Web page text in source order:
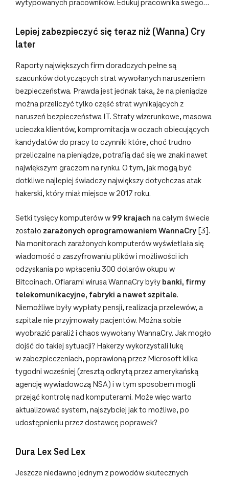
wytypowanych pracowników. Edukuj pracownika swego…
Lepiej zabezpieczyć się teraz niż (Wanna) Cry
later
Raporty największych firm doradczych pełne są
szacunków dotyczących strat wywołanych naruszeniem
bezpieczeństwa. Prawda jest jednak taka, że na pieniądze
można przeliczyć tylko część strat wynikających z
naruszeń bezpieczeństwa IT. Straty wizerunkowe, masowa
ucieczka klientów, kompromitacja w oczach obiecujących
kandydatów do pracy to czynniki które, choć trudno
przeliczalne na pieniądze, potrafią dać się we znaki nawet
największym graczom na rynku. O tym, jak mogą być
dotkliwe najlepiej świadczy największy dotychczas atak
hakerski, który miał miejsce w 2017 roku.
Setki tysięcy komputerów w 99 krajach na całym świecie
zostało zarażonych oprogramowaniem WannaCry [3].
Na monitorach zarażonych komputerów wyświetlała się
wiadomość o zaszyfrowaniu plików i możliwości ich
odzyskania po wpłaceniu 300 dolarów okupu w
Bitcoinach. Ofiarami wirusa WannaCry były banki, firmy
telekomunikacyjne, fabryki a nawet szpitale.
Niemożliwe były wypłaty pensji, realizacja przelewów, a
szpitale nie przyjmowały pacjentów. Można sobie
wyobrazić paraliż i chaos wywołany WannaCry. Jak mogło
dojść do takiej sytuacji? Hakerzy wykorzystali lukę
w zabezpieczeniach, poprawioną przez Microsoft kilka
tygodni wcześniej (zresztą odkrytą przez amerykańską
agencję wywiadowczą NSA) i w tym sposobem mogli
przejąć kontrolę nad komputerami. Może więc warto
aktualizować system, najszybciej jak to możliwe, po
udostępnieniu przez dostawcę poprawek?
Dura Lex Sed Lex
Jeszcze niedawno jednym z powodów skutecznych